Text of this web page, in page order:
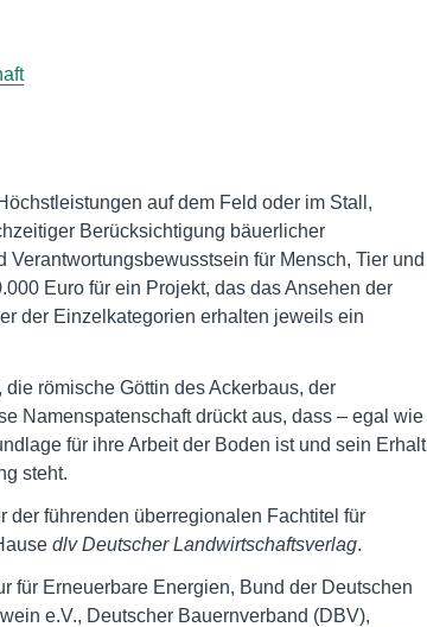
auf dem Feld oder im Stall,
Berücksichtigung bäuerlicher
für Mensch, Tier und
Euro für ein Projekt, das das Ansehen der
der Einzelkategorien erhalten jeweils ein
die römische Göttin des Ackerbaus, der
Namenspatenschaft drückt aus, dass – egal wie
für ihre Arbeit der Boden ist und sein Erhalt
steht.
der führenden überregionalen Fachtitel für
dlv Deutscher Landwirtschaftsverlag.
für Erneuerbare Energien, Bund der Deutschen
e.V., Deutscher Bauernverband (DBV),